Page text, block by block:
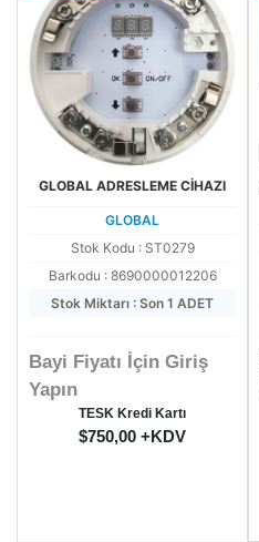
GLOBAL ADRESLEME CİHAZI
GLOBAL
Stok Kodu : ST0279
Barkodu : 8690000012206
Stok Miktarı : Son 1 ADET
Bayi Fiyatı İçin Giriş
Yapın
TESK Kredi Kartı
$750,00 +KDV